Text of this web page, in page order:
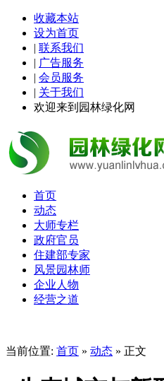
收藏本站
设为首页
| 联系我们
| 广告服务
| 会员服务
| 关于我们
欢迎来到园林绿化网
首页
动态
大师专栏
政府官员
住建部专家
风景园林师
企业人物
经营之道
当前位置: 首页 » 动态 » 正文